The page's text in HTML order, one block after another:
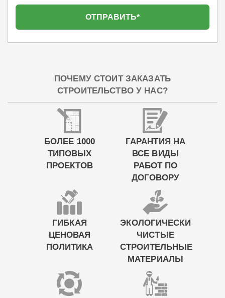
ПОЧЕМУ СТОИТ ЗАКАЗАТЬ
СТРОИТЕЛЬСТВО У НАС?
БОЛЕЕ 1000
ТИПОВЫХ
ПРОЕКТОВ
ГАРАНТИЯ НА
ВСЕ ВИДЫ
РАБОТ ПО
ДОГОВОРУ
ГИБКАЯ
ЦЕНОВАЯ
ПОЛИТИКА
ЭКОЛОГИЧЕСКИ
ЧИСТЫЕ
СТРОИТЕЛЬНЫЕ
МАТЕРИАЛЫ